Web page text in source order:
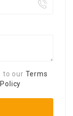
to our Terms